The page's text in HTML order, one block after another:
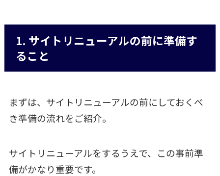
1. サイトリニューアルの前に準備す
ること
まずは、サイトリニューアルの前にしておくべ
き準備の流れをご紹介。
サイトリニューアルをするうえで、この事前準
備がかなり重要です。